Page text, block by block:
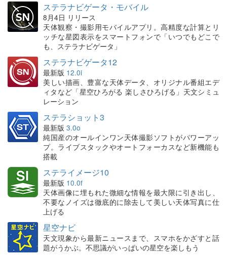
ステラナビゲータ・モバイル
8月4日 リリース
天体観察・撮影用モバイルアプリ。高精度な計算とリ
ッチな星図表示をスマートフォンで「いつでもどこで
も、ステラナビゲータ」
ステラナビゲータ12
最新版 12.0i
美しい描画、豊富な天体データ、オリジナル番組エデ
ィタなど「星空ひろがる 楽しさひろげる」天文シミュ
レーション
ステラショット3
最新版 3.0o
純国産のオールインワン天体撮影ソフトがパワーアッ
プ。ライブスタックやオートフォーカスなど新機能も
搭載
ステライメージ10
最新版 10.0f
天体画像に埋もれた微細な情報を最大限に引き出し、
不要なノイズは徹底的に除去して美しい天体写真に仕
上げる
星空ナビ
天文現象から最新ニュースまで、スマホをかざすと話
題がうかぶ。不思議がいっぱいの星空を楽しもう